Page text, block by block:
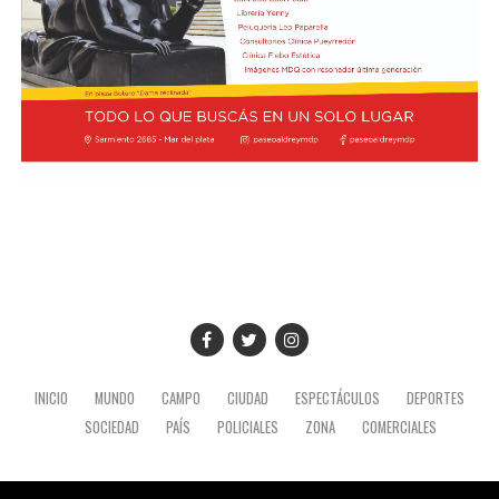
regresará a la Argentina con San Lorenzo a la
expectativa de una decisión del Vaticano que podría
quedar grabada en la historia del club.
Desde el Palacio del Planalto, el canciller Mauro
Vieira calificó los insultos del mandatario argentino
como "graves e inaceptables". Por su parte, Brasil decidió
reducir su representación en el país al nivel de
encargado de negocios.
Quirno afirmó en conferencia de prensa
que Argentina decidió no llevar el conflicto a una
instancia diplomática mayor. El funcionario sostuvo que
existían otros caminos para preservar el vínculo entre
ambos países socios.
El desarrollo de este ejercicio militar en la costa
INICIO MUNDO CAMPO CIUDAD ESPECTÁCULOS
DEPORTES
SOCIEDAD
PAÍS POLICIALES ZONA COMERCIALES